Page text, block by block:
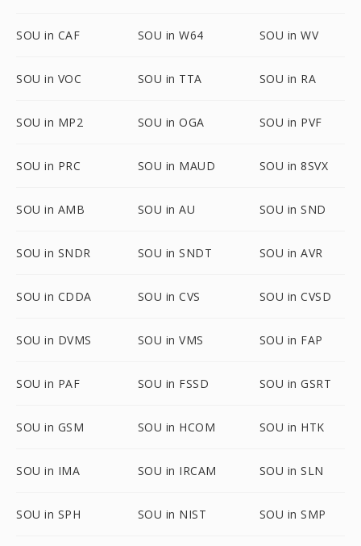
SOU in CAF SOU in W64 SOU in WV
SOU in VOC SOU in TTA SOU in RA
SOU in MP2 SOU in OGA SOU in PVF
SOU in PRC SOU in MAUD SOU in 8SVX
SOU in AMB SOU in AU SOU in SND
SOU in SNDR SOU in SNDT SOU in AVR
SOU in CDDA SOU in CVS SOU in CVSD
SOU in DVMS SOU in VMS SOU in FAP
SOU in PAF SOU in FSSD SOU in GSRT
SOU in GSM SOU in HCOM SOU in HTK
SOU in IMA SOU in IRCAM SOU in SLN
SOU in SPH SOU in NIST SOU in SMP